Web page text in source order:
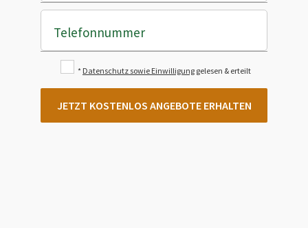
Telefonnummer
* Datenschutz sowie Einwilligung gelesen & erteilt
JETZT KOSTENLOS ANGEBOTE ERHALTEN